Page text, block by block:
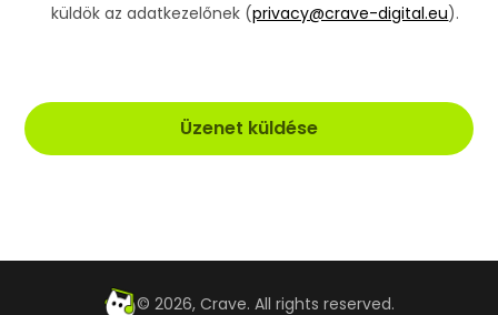
küldök az adatkezelőnek (privacy@crave-digital.eu).
© 2026, Crave. All rights reserved.